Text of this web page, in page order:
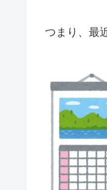
つまり、最